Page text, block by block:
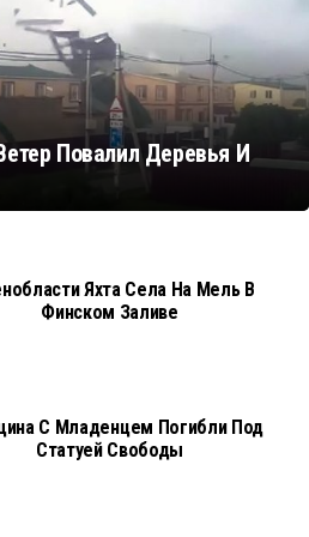
Повалил Деревья И
Яхта Села На Мель В
Финском Заливе
С Младенцем Погибли Под
Статуей Свободы